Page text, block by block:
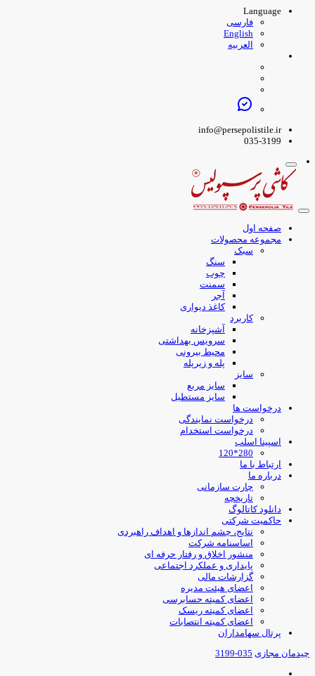
Language
فارسی
English
العربیه
info@persepolistile.ir
035-3199
صفحه اول
مجموعه محصولات
سبک
سنگ
چوب
سمنت
آجر
کاغذ دیواری
کاربرد
آشپزخانه
سرویس بهداشتی
محیط بیرونی
پله و زیرپله
سایز
سایز مربع
سایز مستطیل
درخواست ها
درخواست نمایندگی
درخواست استخدام
اسپینا اسلب
280*120
ارتباط با ما
درباره ما
چارت سازمانی
تاریخچه
دانلود کاتالوگ
حاکمیت شرکتی
نتایج، چشم اندازها و اهداف راهبردی
اساسنامه شرکت
منشور اخلاق و رفتار حرفه ای
پایداری و عملکرد اجتماعی
گزارشات مالی
اعضای هیئت مدیره
اعضای کمیته حسابرسی
اعضای کمیته ریسک
اعضای کمیته انتصابات
پرتال سهامداران
مجازی 035-3199